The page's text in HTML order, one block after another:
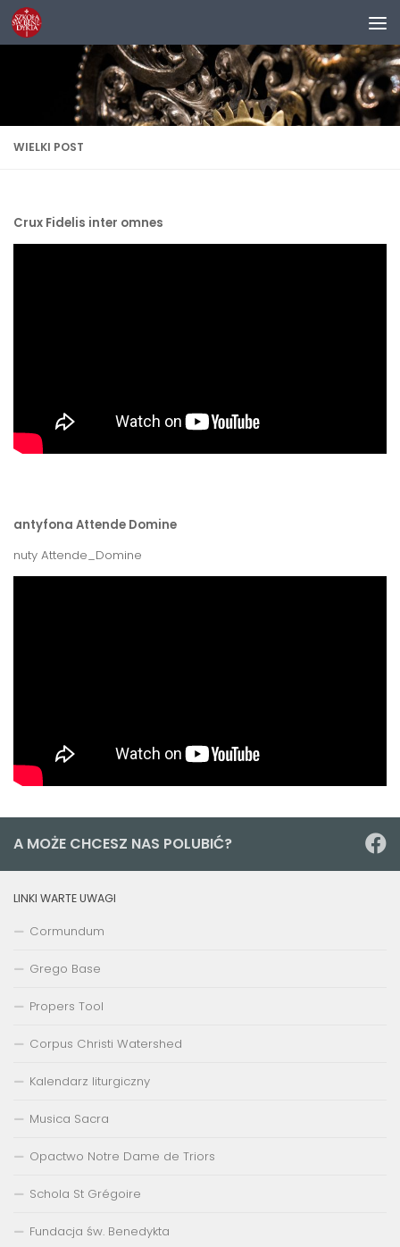
Przejdź do treści
WIELKI POST
Crux Fidelis inter omnes
antyfona Attende Domine
nuty Attende_Domine
A MOŻE CHCESZ NAS POLUBIĆ?
LINKI WARTE UWAGI
Cormundum
Grego Base
Propers Tool
Corpus Christi Watershed
Kalendarz liturgiczny
Musica Sacra
Opactwo Notre Dame de Triors
Schola St Grégoire
Fundacja św. Benedykta